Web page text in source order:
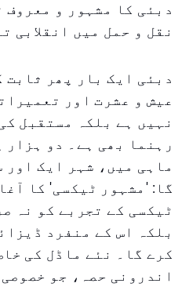
دبئی کا مشہور و معروف
نقل و حمل میں انقلابی
دبئی ایک بار پھر ثابت
عیش و عشرت اور
نہیں ہے بلکہ مستقبل
رہنما بھی ہے۔ دو ہزار
ماہی میں، شہر ایک اور
گا: 'مشہور ٹیکسی' کا
ٹیکسی کے تجربے کو نہ
بلکہ اس کے منفرد
کرے گا۔ نئے ماڈل کی
اندرونی حصہ، جو